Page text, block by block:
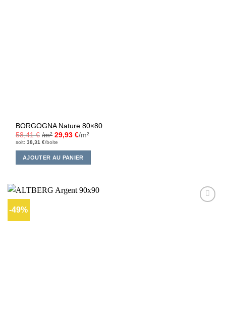
BORGOGNA Nature 80×80
58,41€ /m² 29,93€/m²
soit:38,31€/boite
AJOUTER AU PANIER
-49%